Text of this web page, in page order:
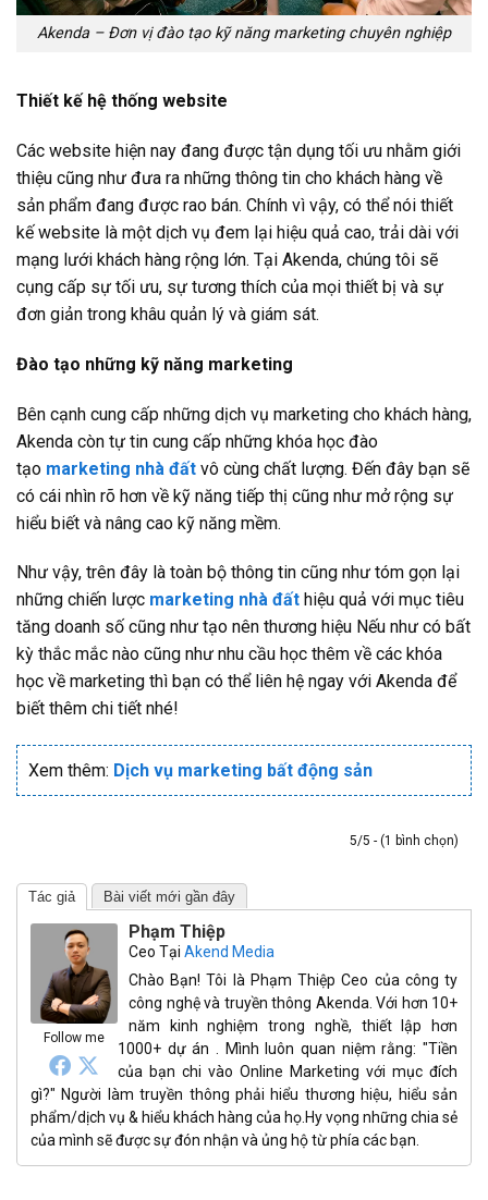
Akenda – Đơn vị đào tạo kỹ năng marketing chuyên nghiệp
Thiết kế hệ thống website
Các website hiện nay đang được tận dụng tối ưu nhằm giới
thiệu cũng như đưa ra những thông tin cho khách hàng về
sản phẩm đang được rao bán. Chính vì vậy, có thể nói thiết
kế website là một dịch vụ đem lại hiệu quả cao, trải dài với
mạng lưới khách hàng rộng lớn. Tại Akenda, chúng tôi sẽ
cụng cấp sự tối ưu, sự tương thích của mọi thiết bị và sự
đơn giản trong khâu quản lý và giám sát.
Đào tạo những kỹ năng marketing
Bên cạnh cung cấp những dịch vụ marketing cho khách hàng,
Akenda còn tự tin cung cấp những khóa học đào
tạo marketing nhà đất vô cùng chất lượng. Đến đây bạn sẽ
có cái nhìn rõ hơn về kỹ năng tiếp thị cũng như mở rộng sự
hiểu biết và nâng cao kỹ năng mềm.
Như vậy, trên đây là toàn bộ thông tin cũng như tóm gọn lại
những chiến lược marketing nhà đất hiệu quả với mục tiêu
tăng doanh số cũng như tạo nên thương hiệu Nếu như có bất
kỳ thắc mắc nào cũng như nhu cầu học thêm về các khóa
học về marketing thì bạn có thể liên hệ ngay với Akenda để
biết thêm chi tiết nhé!
Xem thêm: Dịch vụ marketing bất động sản
5/5 - (1 bình chọn)
Tác giả Bài viết mới gần đây
Follow me
Phạm Thiệp
Ceo Tại Akend Media
Chào Bạn! Tôi là Phạm Thiệp Ceo của công ty
công nghệ và truyền thông Akenda. Với hơn 10+
năm kinh nghiệm trong nghề, thiết lập hơn
1000+ dự án . Mình luôn quan niệm rằng: "Tiền
của bạn chi vào Online Marketing với mục đích
gì?" Người làm truyền thông phải hiểu thương hiệu, hiểu sản
phẩm/dịch vụ & hiểu khách hàng của họ.Hy vọng những chia sẻ
của mình sẽ được sự đón nhận và ủng hộ từ phía các bạn.